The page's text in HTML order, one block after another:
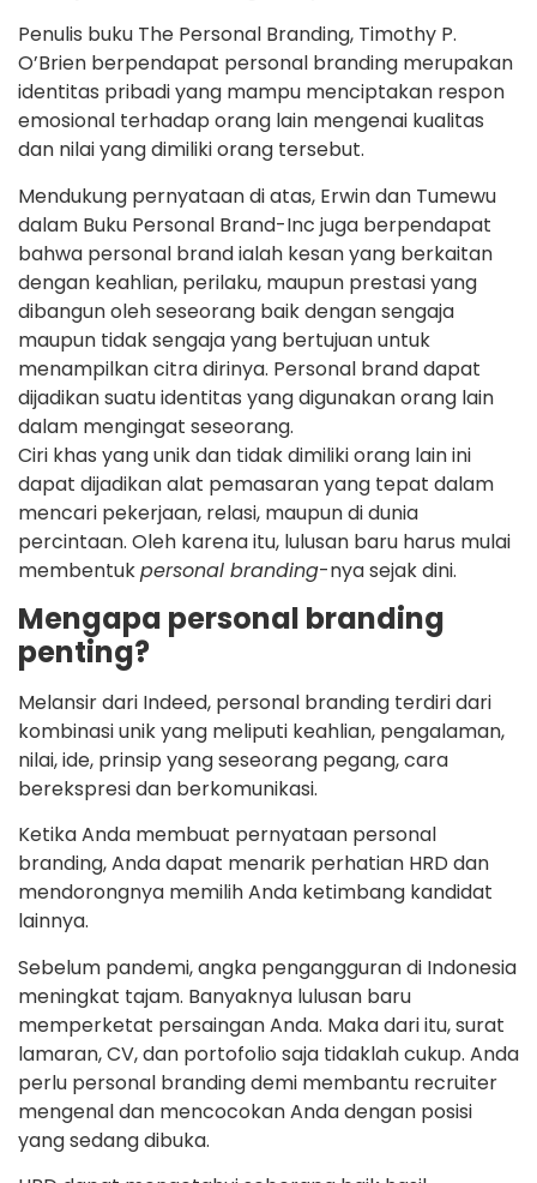
Penulis buku The Personal Branding, Timothy P.
O’Brien berpendapat personal branding merupakan
identitas pribadi yang mampu menciptakan respon
emosional terhadap orang lain mengenai kualitas
dan nilai yang dimiliki orang tersebut.
Mendukung pernyataan di atas, Erwin dan Tumewu
dalam Buku Personal Brand-Inc juga berpendapat
bahwa personal brand ialah kesan yang berkaitan
dengan keahlian, perilaku, maupun prestasi yang
dibangun oleh seseorang baik dengan sengaja
maupun tidak sengaja yang bertujuan untuk
menampilkan citra dirinya. Personal brand dapat
dijadikan suatu identitas yang digunakan orang lain
dalam mengingat seseorang.
Ciri khas yang unik dan tidak dimiliki orang lain ini
dapat dijadikan alat pemasaran yang tepat dalam
mencari pekerjaan, relasi, maupun di dunia
percintaan. Oleh karena itu, lulusan baru harus mulai
membentukpersonal branding-nya sejak dini.
Mengapa personal branding
penting?
Melansir dari Indeed, personal branding terdiri dari
kombinasi unik yang meliputi keahlian, pengalaman,
nilai, ide, prinsip yang seseorang pegang, cara
berekspresi dan berkomunikasi.
Ketika Anda membuat pernyataan personal
branding, Anda dapat menarik perhatian HRD dan
mendorongnya memilih Anda ketimbang kandidat
lainnya.
Sebelum pandemi, angka pengangguran di Indonesia
meningkat tajam. Banyaknya lulusan baru
memperketat persaingan Anda. Maka dari itu, surat
lamaran, CV, dan portofolio saja tidaklah cukup. Anda
perlu personal branding demi membantu recruiter
mengenal dan mencocokan Anda dengan posisi
yang sedang dibuka.